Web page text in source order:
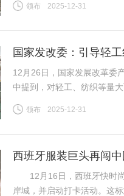
格上涨提供助力。新疆棉花
领布 2025-12-31
国家发改委：引导轻
12月26日，国家发展改革委
中提到，对轻工、纺织等量
吸纳就业等方面发挥着重要
领布 2025-12-31
西班牙服装巨头再闯
12月16日，西班牙快时尚
岸城，并启动打卡活动。